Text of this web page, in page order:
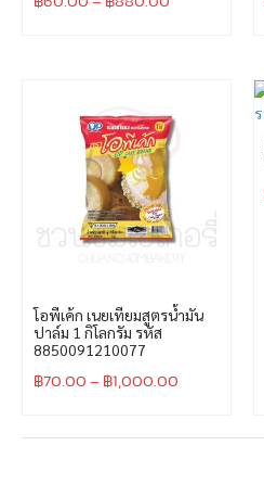
โอพีเค้ก เนยเทียมสูตรน้ำมัน
ปาล์ม 1 กิโลกรัม รหัส
8850091210077
฿70.00– ฿1,000.00